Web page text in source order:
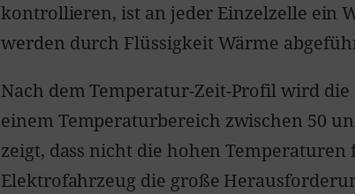
kontrollieren, ist an jeder Einzelzelle ein
werden durch Flüssigkeit Wärme
Nach dem Temperatur-Zeit-Profil wird
einem Temperaturbereich zwischen 50
zeigt, dass nicht die hohen
Elektrofahrzeug die große